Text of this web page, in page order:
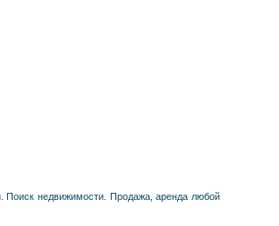
Поиск недвижимости. Продажа, аренда любой